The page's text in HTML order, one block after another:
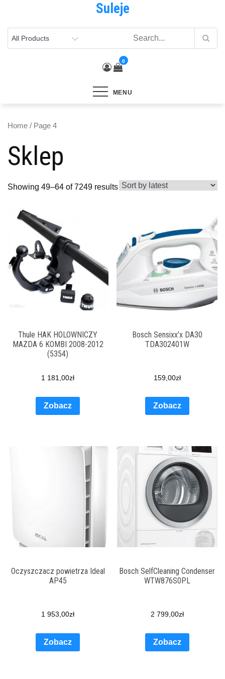
content
Suleje
0
MENU
Home / Page 4
Sklep
Showing 49–64 of 7249 results
Thule HAK HOLOWNICZY
MAZDA 6 KOMBI 2008-2012
(5354)
1 181,00zł
Zobacz
Bosch Sensixx’x DA30
TDA302401W
159,00zł
Zobacz
Oczyszczacz powietrza Ideal
AP45
1 953,00zł
Zobacz
Bosch SelfCleaning Condenser
WTW876S0PL
2 799,00zł
Zobacz